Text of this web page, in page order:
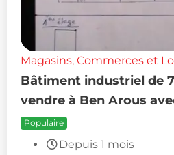
Magasins, Commerces et
Bâtiment industriel de
vendre à Ben Arous
Populaire
Depuis 1 mois